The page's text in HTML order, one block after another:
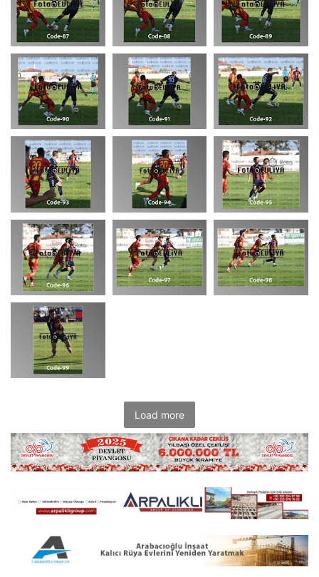
Load more